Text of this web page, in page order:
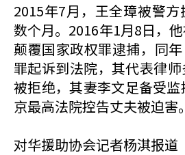
2015年7月，王全璋被警
数个月。2016年1月8日，
颠覆国家政权罪逮捕，同
罪起诉到法院，其代表律
被拒绝，其妻李文足备受
京最高法院控告丈夫被迫害。
对华援助协会记者杨淇报道